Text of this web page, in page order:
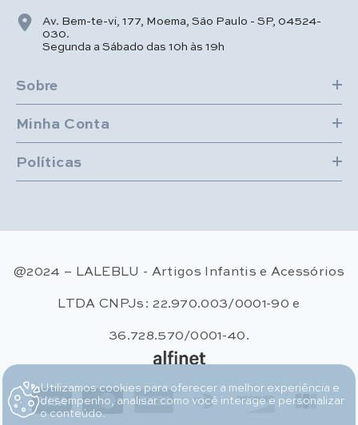
Av. Bem-te-vi, 177, Moema, São Paulo - SP, 04524-
030.
Segunda a Sábado das 10h às 19h
Sobre
Minha Conta
Políticas
@2024 – LALEBLU - Artigos Infantis e Acessórios
LTDA CNPJs: 22.970.003/0001-90 e
36.728.570/0001-40.
Métodos de pagamento
Utilizamos cookies para oferecer a melhor experiência e
desempenho, analisar como você interage e personalizar
o conteúdo.